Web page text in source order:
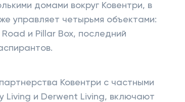
домами вокруг Ковентри, в
управляет четырьмя объектами:
и Pillar Box, последний
Ковентри с частными
Living и Derwent Living, включают